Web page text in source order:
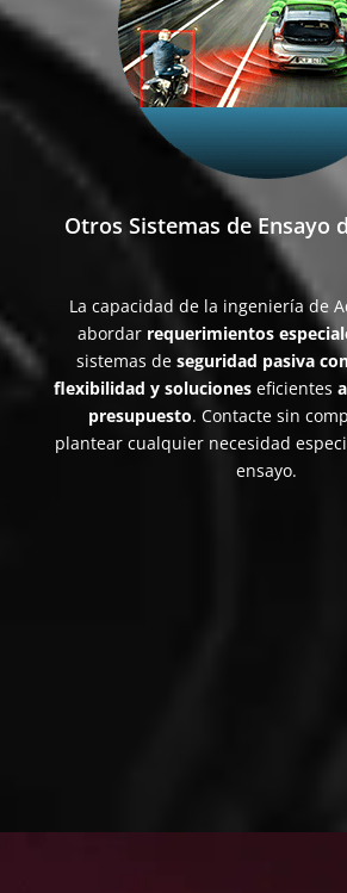
Otros Sistemas de Ensayo
La capacidad de la ingeniería de
abordar requerimientos
sistemas de seguridad pasiva
flexibilidad y solucioneseficientes
presupuesto. Contacte sin
plantear cualquier necesidad
ensayo.